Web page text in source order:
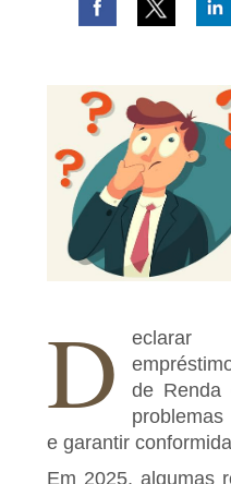
D
eclarar
de Renda
e garantir
Em 2025, algumas